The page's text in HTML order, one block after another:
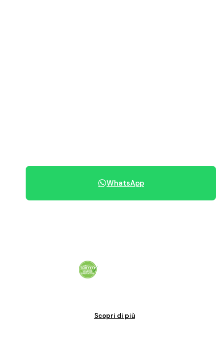
WhatsApp
Scopri di più